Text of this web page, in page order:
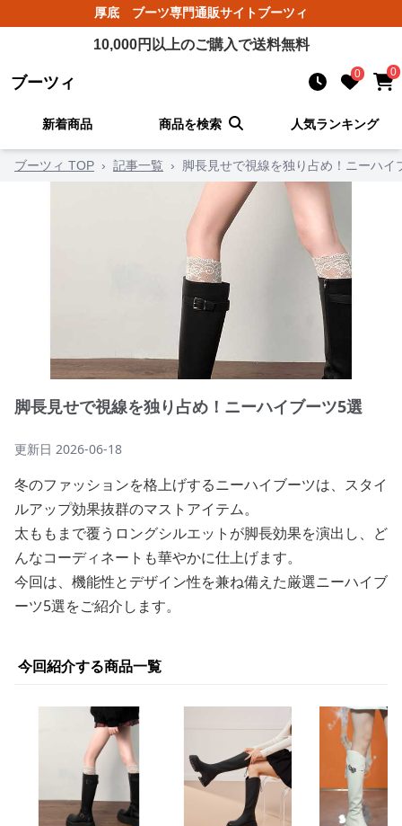
厚底 ブーツ専門通販サイトブーツィ
10,000円以上のご購入で送料無料
ブーツィ 0 0
新着商品 商品を検索 人気ランキング
ブーツィ TOP › 記事一覧 › 脚長見せで視線を独り占め！ニーハイ
脚長見せで視線を独り占め！ニーハイブーツ5選
更新日 2026-06-18
冬のファッションを格上げするニーハイブーツは、スタイ
ルアップ効果抜群のマストアイテム。
太ももまで覆うロングシルエットが脚長効果を演出し、ど
んなコーディネートも華やかに仕上げます。
今回は、機能性とデザイン性を兼ね備えた厳選ニーハイブ
ーツ5選をご紹介します。
今回紹介する商品一覧